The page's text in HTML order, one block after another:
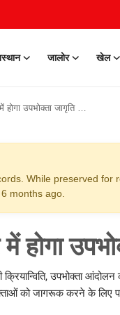
जालोर खेल
जागृति संभागीय सम्मेलन
While preserved for
months ago.
होगा
उपभोक्ता आंदोलन
को जागरूक करने के लिए